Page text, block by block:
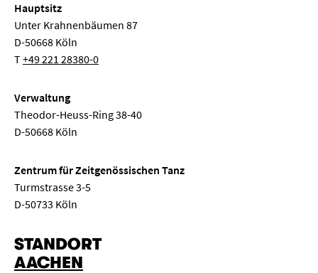
Hauptsitz
Unter Krahnenbäumen 87
D-50668 Köln
T+49 221 28380-0
Verwaltung
Theodor-Heuss-Ring 38-40
D-50668 Köln
Zentrum für Zeitgenössischen Tanz
Turmstrasse 3-5
D-50733 Köln
STANDORT
AACHEN